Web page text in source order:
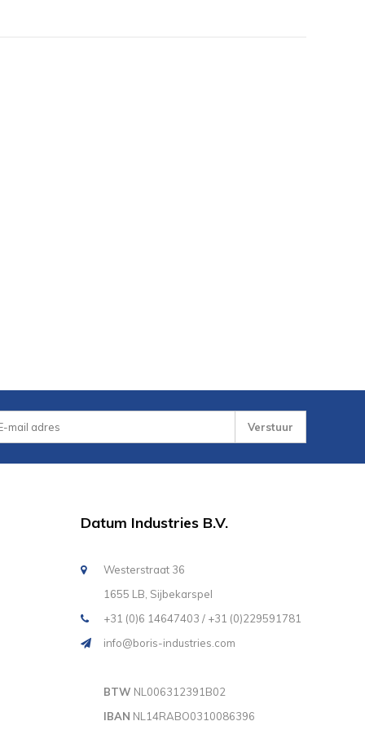
Verstuur
Datum Industries B.V.
Westerstraat 36
1655 LB, Sijbekarspel
+31 (0)6 14647403 / +31 (0)229591781
info@boris-industries.com
BTW NL006312391B02
IBAN NL14RABO0310086396